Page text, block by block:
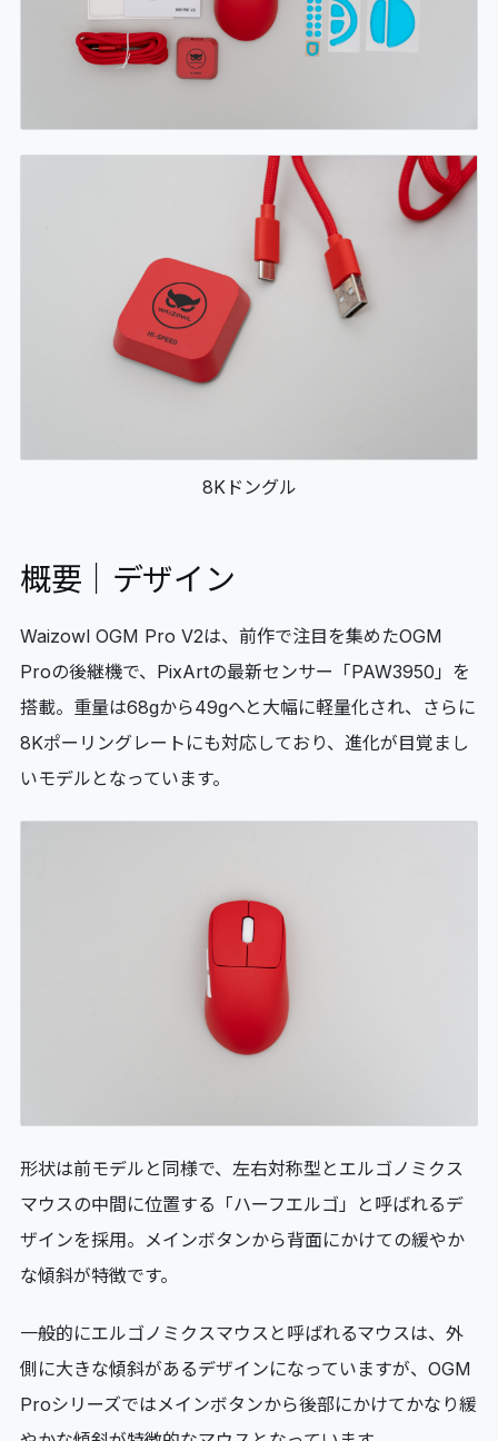
8Kドングル
概要｜デザイン
Waizowl OGM Pro V2は、前作で注目を集めたOGM
Proの後継機で、PixArtの最新センサー「PAW3950」を
搭載。重量は68gから49gへと大幅に軽量化され、さらに
8Kポーリングレートにも対応しており、進化が目覚まし
いモデルとなっています。
形状は前モデルと同様で、左右対称型とエルゴノミクス
マウスの中間に位置する「ハーフエルゴ」と呼ばれるデ
ザインを採用。メインボタンから背面にかけての緩やか
な傾斜が特徴です。
一般的にエルゴノミクスマウスと呼ばれるマウスは、外
側に大きな傾斜があるデザインになっていますが、OGM
Proシリーズではメインボタンから後部にかけてかなり緩